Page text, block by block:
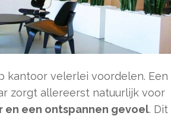
kantoor velerlei voordelen. Een
zorgt allereerst natuurlijk voor
en een ontspannen gevoel. Dit